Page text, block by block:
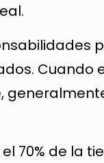
Cuando
70% de la